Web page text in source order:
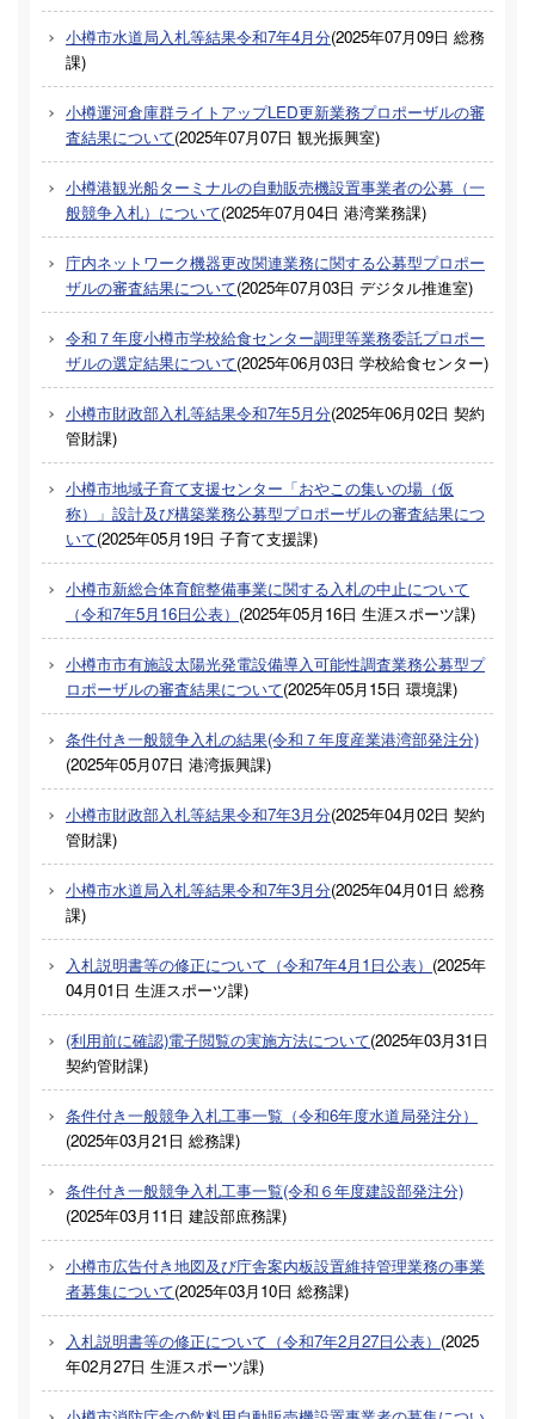
小樽市水道局入札等結果令和7年4月分(2025年07月09日 総務
課)
小樽運河倉庫群ライトアップLED更新業務プロポーザルの審
査結果について(2025年07月07日 観光振興室)
小樽港観光船ターミナルの自動販売機設置事業者の公募（一
般競争入札）について(2025年07月04日 港湾業務課)
庁内ネットワーク機器更改関連業務に関する公募型プロポー
ザルの審査結果について(2025年07月03日 デジタル推進室)
令和７年度小樽市学校給食センター調理等業務委託プロポー
ザルの選定結果について(2025年06月03日 学校給食センター)
小樽市財政部入札等結果令和7年5月分(2025年06月02日 契約
管財課)
小樽市地域子育て支援センター「おやこの集いの場（仮
称）」設計及び構築業務公募型プロポーザルの審査結果につ
いて(2025年05月19日 子育て支援課)
小樽市新総合体育館整備事業に関する入札の中止について
（令和7年5月16日公表） (2025年05月16日 生涯スポーツ課)
小樽市市有施設太陽光発電設備導入可能性調査業務公募型プ
ロポーザルの審査結果について(2025年05月15日 環境課)
条件付き一般競争入札の結果(令和７年度産業港湾部発注分)
(2025年05月07日 港湾振興課)
小樽市財政部入札等結果令和7年3月分(2025年04月02日 契約
管財課)
小樽市水道局入札等結果令和7年3月分(2025年04月01日 総務
課)
入札説明書等の修正について（令和7年4月1日公表） (2025年
04月01日 生涯スポーツ課)
(利用前に確認)電子閲覧の実施方法について(2025年03月31日
契約管財課)
条件付き一般競争入札工事一覧（令和6年度水道局発注分）
(2025年03月21日 総務課)
条件付き一般競争入札工事一覧(令和６年度建設部発注分)
(2025年03月11日 建設部庶務課)
小樽市広告付き地図及び庁舎案内板設置維持管理業務の事業
者募集について(2025年03月10日 総務課)
入札説明書等の修正について（令和7年2月27日公表） (2025
年02月27日 生涯スポーツ課)